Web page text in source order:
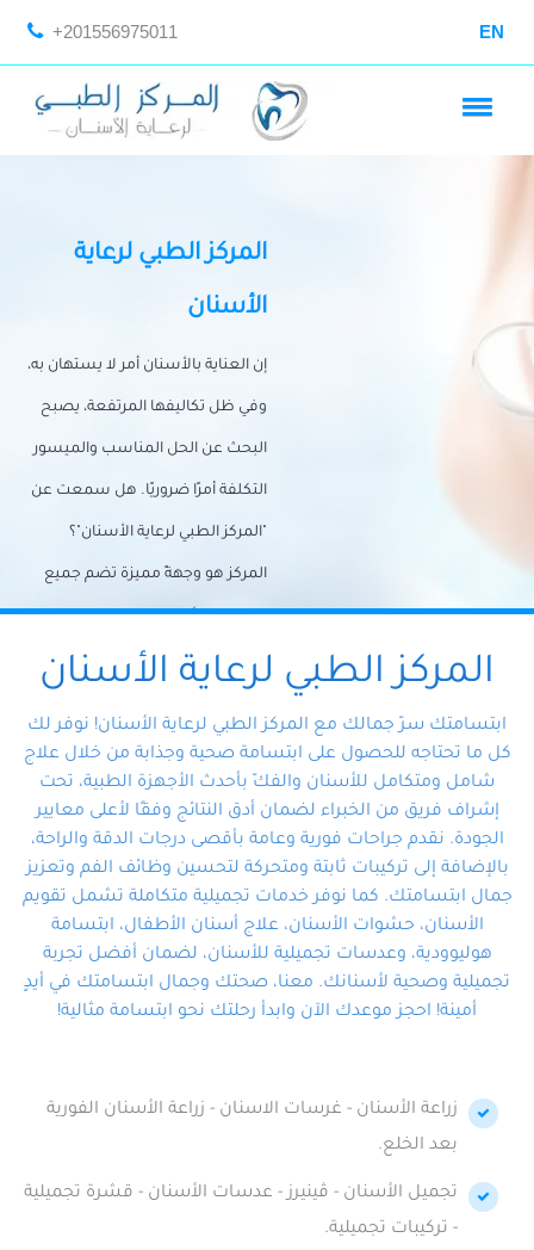
+201556975011 EN
المركز الطبي لرعاية
الأسنان
إن العناية بالأسنان أمر لا يستهان به،
وفي ظل تكاليفها المرتفعة، يصبح
البحث عن الحل المناسب والميسور
التكلفة أمرًا ضروريًا. هل سمعت عن
"المركز الطبي لرعاية الأسنان"؟
المركز هو وجهةً مميزة تضم جميع
احتياجات الأسنان تحت سقف واحد،
وتضمن لك حلاً شاملًا لجميع
المتخصص ذوي الخبرة، ستجد نفسك
في أيد أمينة تلبي احتياجاتك بكل
احترافية ودقة.
المركز الطبي لرعاية الأسنان
ابتسامتك سرّ جمالك مع المركز الطبي لرعاية الأسنان! نوفر لك
كل ما تحتاجه للحصول على ابتسامة صحية وجذابة من خلال علاج
شامل ومتكامل للأسنان والفكّ بأحدث الأجهزة الطبية، تحت
إشراف فريق من الخبراء لضمان أدق النتائج وفقًا لأعلى معايير
الجودة. نقدم جراحات فورية وعامة بأقصى درجات الدقة والراحة،
بالإضافة إلى تركيبات ثابتة ومتحركة لتحسين وظائف الفم وتعزيز
جمال ابتسامتك. كما نوفر خدمات تجميلية متكاملة تشمل تقويم
الأسنان، حشوات الأسنان، علاج أسنان الأطفال، ابتسامة
هوليوودية، وعدسات تجميلية للأسنان، لضمان أفضل تجربة
تجميلية وصحية لأسنانك. معنا، صحتك وجمال ابتسامتك في أيدٍ
أمينة! احجز موعدك الآن وابدأ رحلتك نحو ابتسامة مثالية!
زراعة الأسنان - غرسات الاسنان - زراعة الأسنان الفورية
بعد الخلع.
تجميل الأسنان - ڤينيرز - عدسات الأسنان - قشرة تجميلية
- تركيبات تجميلية.